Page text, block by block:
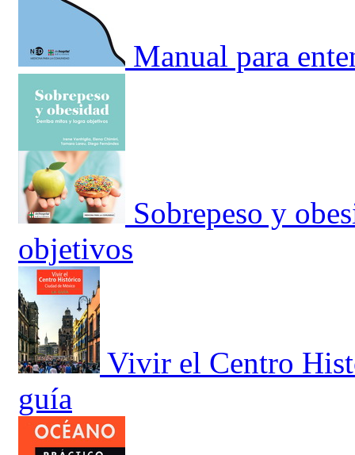
Manual para
Sobrepeso y
objetivos
Vivir el Centro
guía